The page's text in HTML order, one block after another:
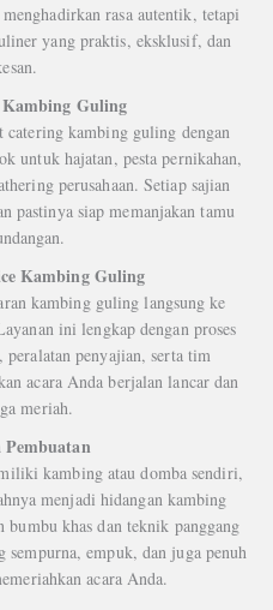
rasa autentik, tetapi
yang praktis, eksklusif, dan
Guling
catering kambing guling dengan
untuk hajatan, pesta pernikahan,
perusahaan. Setiap sajian
pastinya siap memanjakan tamu
Kambing Guling
kambing guling langsung ke
ini lengkap dengan proses
penyajian, serta tim
acara Anda berjalan lancar dan
meriah.
Pembuatan
kambing atau domba sendiri,
menjadi hidangan kambing
bumbu khas dan teknik panggang
sempurna, empuk, dan juga penuh
acara Anda.